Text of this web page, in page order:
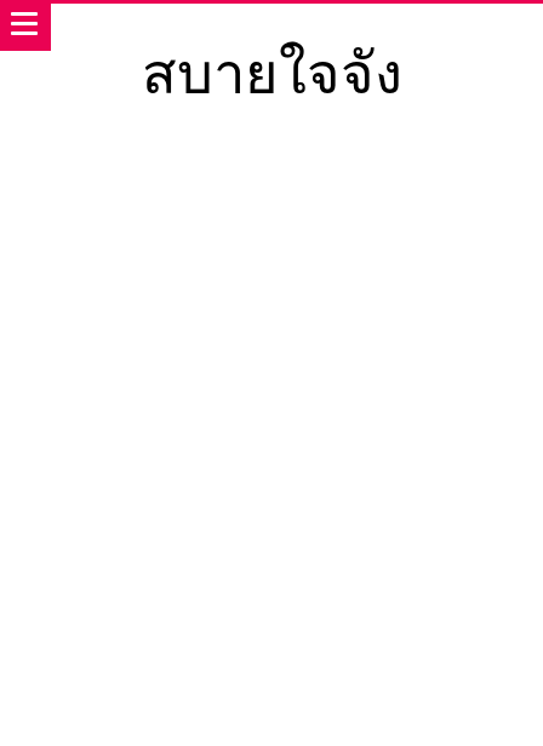
สบายใจจัง